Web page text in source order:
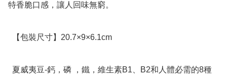
特香脆口感，讓人回味無窮。